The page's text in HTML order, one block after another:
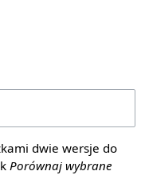
dwie wersje do
Porównaj wybrane